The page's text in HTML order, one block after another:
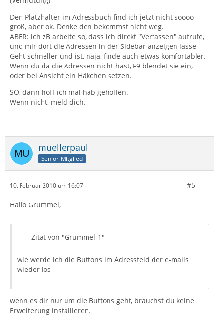
Den Platzhalter im Adressbuch find ich jetzt nicht soooo
groß, aber ok. Denke den bekommst nicht weg.
ABER: ich zB arbeite so, dass ich direkt "Verfassen" aufrufe,
und mir dort die Adressen in der Sidebar anzeigen lasse.
Geht schneller und ist, naja, finde auch etwas komfortabler.
Wenn du da die Adressen nicht hast, F9 blendet sie ein,
oder bei Ansicht ein Häkchen setzen.
SO, dann hoff ich mal hab geholfen.
Wenn nicht, meld dich.
muellerpaul
Senior-Mitglied
10. Februar 2010 um 16:07 #5
Hallo Grummel,
Zitat von "Grummel-1"
wie werde ich die Buttons im Adressfeld der e-mails
wieder los
wenn es dir nur um die Buttons geht, brauchst du keine
Erweiterung installieren.